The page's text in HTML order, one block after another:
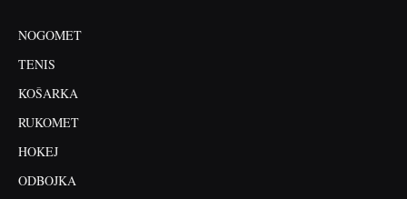
NOGOMET
TENIS
KOŠARKA
RUKOMET
HOKEJ
ODBOJKA